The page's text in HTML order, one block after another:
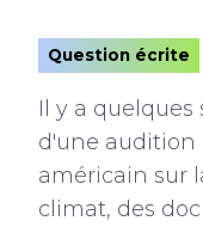
Question écrite
Il y a quelques
d'une audition
américain sur
climat, des